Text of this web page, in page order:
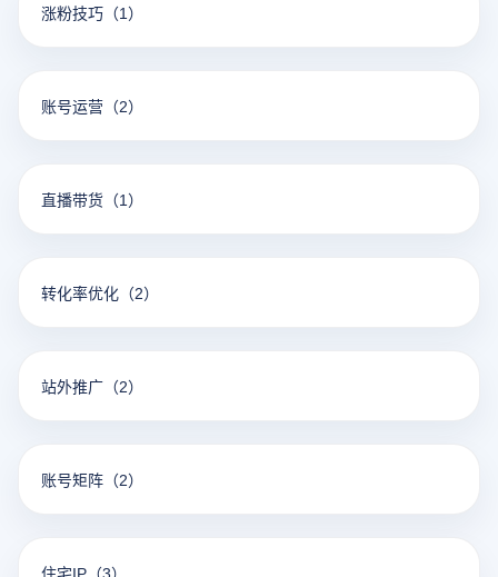
涨粉技巧 （1）
账号运营 （2）
直播带货 （1）
转化率优化 （2）
站外推广 （2）
账号矩阵 （2）
住宅IP （3）